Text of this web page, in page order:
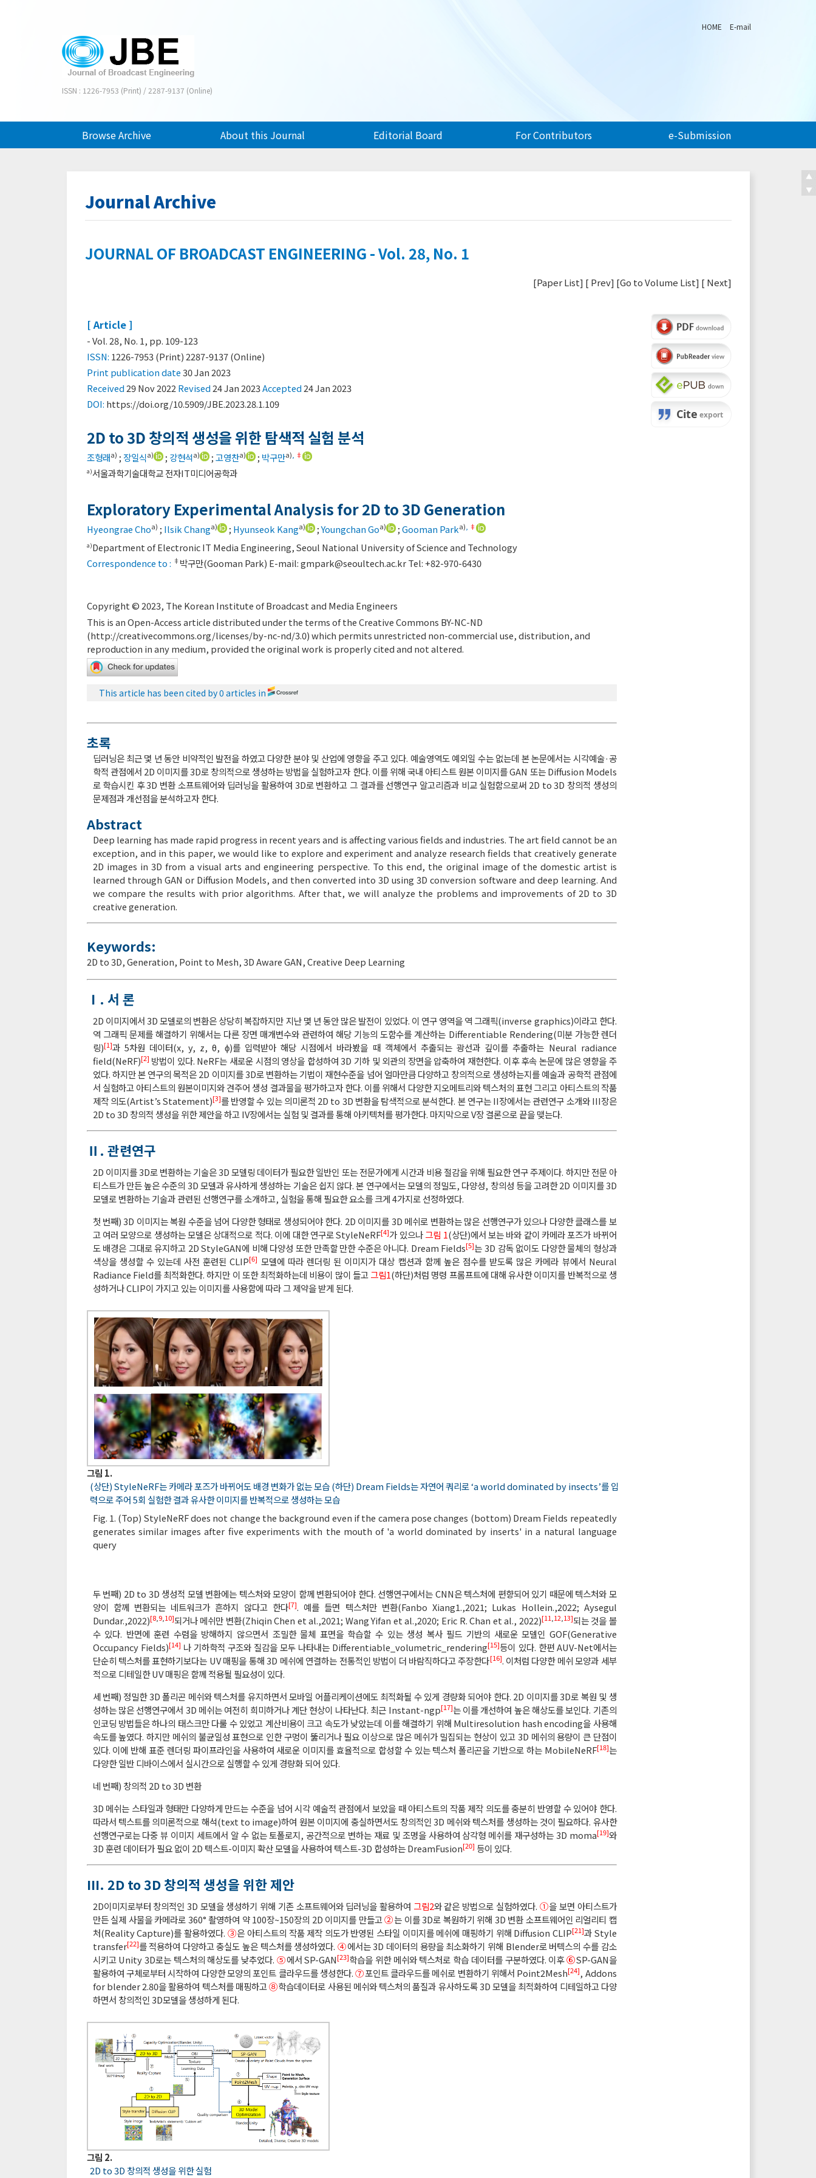
HOME E-mail
ISSN : 1226-7953 (Print) / 2287-9137 (Online)
Browse Archive About this Journal Editorial Board For Contributors e-Submission
Journal Archive
JOURNAL OF BROADCAST ENGINEERING - Vol. 28, No. 1
[Paper List] [ Prev] [Go to Volume List] [ Next]
[ Article ]
- Vol. 28, No. 1, pp. 109-123
ISSN: 1226-7953 (Print) 2287-9137 (Online)
Print publication date30 Jan 2023
Received 29 Nov 2022 Revised 24 Jan 2023Accepted 24 Jan 2023
DOI: https://doi.org/10.5909/JBE.2023.28.1.109
2D to 3D 창의적 생성을 위한 탐색적 실험 분석
조형래a) ;장일식a) ; 강현석a) ;고영찬a) ; 박구만a) ‡
a)서울과학기술대학교 전자IT미디어공학과
Exploratory Experimental Analysis for 2D to 3D Generation
Hyeongrae Choa) ; Ilsik Changa) ; Hyunseok Kanga) ;Youngchan Goa) ;Gooman Parka) ‡
a)Department of Electronic IT Media Engineering, Seoul National University of Science and Technology
Correspondence to : ‡ 박구만(Gooman Park) E-mail:gmpark@seoultech.ac.krTel: +82-970-6430
Copyright © 2023, The Korean Institute of Broadcast and Media Engineers
This is an Open-Access article distributed under the terms of the Creative Commons BY-NC-ND
(http://creativecommons.org/licenses/by-nc-nd/3.0) which permits unrestricted non-commercial use, distribution, and
reproduction in any medium, provided the original work is properly cited and not altered.
This article has been cited by 0 articles in
초록
딥러닝은 최근 몇 년 동안 비약적인 발전을 하였고 다양한 분야 및 산업에 영향을 주고 있다. 예술영역도 예외일 수는 없는데 본 논문에서는 시각예술·공
학적 관점에서 2D 이미지를 3D로 창의적으로 생성하는 방법을 실험하고자 한다. 이를 위해 국내 아티스트 원본 이미지를 GAN 또는 Diffusion Models
로 학습시킨 후 3D 변환 소프트웨어와 딥러닝을 활용하여 3D로 변환하고 그 결과를 선행연구 알고리즘과 비교 실험함으로써 2D to 3D 창의적 생성의
문제점과 개선점을 분석하고자 한다.
Abstract
Deep learning has made rapid progress in recent years and is affecting various fields and industries. The art field cannot be an
exception, and in this paper, we would like to explore and experiment and analyze research fields that creatively generate
2D images in 3D from a visual arts and engineering perspective. To this end, the original image of the domestic artist is
learned through GAN or Diffusion Models, and then converted into 3D using 3D conversion software and deep learning. And
we compare the results with prior algorithms. After that, we will analyze the problems and improvements of 2D to 3D
creative generation.
Keywords:
2D to 3D,Generation, Point to Mesh,3D Aware GAN,Creative Deep Learning
Ⅰ. 서 론
2D 이미지에서 3D 모델로의 변환은 상당히 복잡하지만 지난 몇 년 동안 많은 발전이 있었다. 이 연구 영역을 역 그래픽(inverse graphics)이라고 한다.
역 그래픽 문제를 해결하기 위해서는 다른 장면 매개변수와 관련하여 해당 기능의 도함수를 계산하는 Differentiable Rendering(미분 가능한 렌더
링)[1]과 5차원 데이터(x, y, z, θ, ϕ)를 입력받아 해당 시점에서 바라봤을 때 객체에서 추출되는 광선과 깊이를 추출하는 Neural radiance
field(NeRF)[2] 방법이 있다. NeRF는 새로운 시점의 영상을 합성하여 3D 기하 및 외관의 장면을 압축하여 재현한다. 이후 후속 논문에 많은 영향을 주
었다. 하지만 본 연구의 목적은 2D 이미지를 3D로 변환하는 기법이 재현수준을 넘어 얼마만큼 다양하고 창의적으로 생성하는지를 예술과 공학적 관점에
서 실험하고 아티스트의 원본이미지와 견주어 생성 결과물을 평가하고자 한다. 이를 위해서 다양한 지오메트리와 텍스처의 표현 그리고 아티스트의 작품
제작 의도(Artist’s Statement)[3]를 반영할 수 있는 의미론적 2D to 3D 변환을 탐색적으로 분석한다. 본 연구는 II장에서는 관련연구 소개와 III장은
2D to 3D 창의적 생성을 위한 제안을 하고 IV장에서는 실험 및 결과를 통해 아키텍처를 평가한다. 마지막으로 V장 결론으로 끝을 맺는다.
Ⅱ. 관련연구
2D 이미지를 3D로 변환하는 기술은 3D 모델링 데이터가 필요한 일반인 또는 전문가에게 시간과 비용 절감을 위해 필요한 연구 주제이다. 하지만 전문 아
티스트가 만든 높은 수준의 3D 모델과 유사하게 생성하는 기술은 쉽지 않다. 본 연구에서는 모델의 정밀도, 다양성, 창의성 등을 고려한 2D 이미지를 3D
모델로 변환하는 기술과 관련된 선행연구를 소개하고, 실험을 통해 필요한 요소를 크게 4가지로 선정하였다.
첫 번째) 3D 이미지는 복원 수준을 넘어 다양한 형태로 생성되어야 한다. 2D 이미지를 3D 메쉬로 변환하는 많은 선행연구가 있으나 다양한 클래스를 보
고 여러 모양으로 생성하는 모델은 상대적으로 적다. 이에 대한 연구로 StyleNeRF[4]가 있으나그림 1(상단)에서 보는 바와 같이 카메라 포즈가 바뀌어
도 배경은 그대로 유지하고 2D StyleGAN에 비해 다양성 또한 만족할 만한 수준은 아니다. Dream Fields[5]는 3D 감독 없이도 다양한 물체의 형상과
색상을 생성할 수 있는데 사전 훈련된 CLIP[6] 모델에 따라 렌더링 된 이미지가 대상 캡션과 함께 높은 점수를 받도록 많은 카메라 뷰에서 Neural
Radiance Field를 최적화한다. 하지만 이 또한 최적화하는데 비용이 많이 들고그림1(하단)처럼 명령 프롬프트에 대해 유사한 이미지를 반복적으로 생
성하거나 CLIP이 가지고 있는 이미지를 사용함에 따라 그 제약을 받게 된다.
그림 1.
(상단) StyleNeRF는 카메라 포즈가 바뀌어도 배경 변화가 없는 모습 (하단) Dream Fields는 자연어 쿼리로 ‘a world dominated by insects’를 입
력으로 주어 5회 실험한 결과 유사한 이미지를 반복적으로 생성하는 모습
Fig. 1. (Top) StyleNeRF does not change the background even if the camera pose changes (bottom) Dream Fields repeatedly
generates similar images after five experiments with the mouth of 'a world dominated by inserts' in a natural language
query
두 번째) 2D to 3D 생성적 모델 변환에는 텍스처와 모양이 함께 변환되어야 한다. 선행연구에서는 CNN은 텍스처에 편향되어 있기 때문에 텍스처와 모
양이 함께 변환되는 네트워크가 흔하지 않다고 한다[7]. 예를 들면 텍스처만 변환(Fanbo Xiang1.,2021; Lukas Hollein.,2022; Aysegul
Dundar.,2022)[8,9,10]되거나 메쉬만 변환(Zhiqin Chen et al.,2021; Wang Yifan et al.,2020; Eric R. Chan et al., 2022)[11,12,13]되는 것을 볼
수 있다. 반면에 훈련 수렴을 방해하지 않으면서 조밀한 물체 표면을 학습할 수 있는 생성 복사 필드 기반의 새로운 모델인 GOF(Generative
Occupancy Fields)[14] 나 기하학적 구조와 질감을 모두 나타내는 Differentiable_volumetric_rendering[15]등이 있다. 한편 AUV-Net에서는
단순히 텍스처를 표현하기보다는 UV 매핑을 통해 3D 메쉬에 연결하는 전통적인 방법이 더 바람직하다고 주장한다[16]. 이처럼 다양한 메쉬 모양과 세부
적으로 디테일한 UV 매핑은 함께 적용될 필요성이 있다.
세 번째) 정밀한 3D 폴리곤 메쉬와 텍스처를 유지하면서 모바일 어플리케이션에도 최적화될 수 있게 경량화 되어야 한다. 2D 이미지를 3D로 복원 및 생
성하는 많은 선행연구에서 3D 메쉬는 여전히 희미하거나 계단 현상이 나타난다. 최근 Instant-ngp[17]는 이를 개선하여 높은 해상도를 보인다. 기존의
인코딩 방법들은 하나의 태스크만 다룰 수 있었고 계산비용이 크고 속도가 낮았는데 이를 해결하기 위해 Multiresolution hash encoding을 사용해
속도를 높였다. 하지만 메쉬의 불균일성 표현으로 인한 구멍이 뚫리거나 필요 이상으로 많은 메쉬가 밀집되는 현상이 있고 3D 메쉬의 용량이 큰 단점이
있다. 이에 반해 표준 렌더링 파이프라인을 사용하여 새로운 이미지를 효율적으로 합성할 수 있는 텍스처 폴리곤을 기반으로 하는 MobileNeRF[18]는
다양한 일반 디바이스에서 실시간으로 실행할 수 있게 경량화 되어 있다.
네 번째) 창의적 2D to 3D 변환
3D 메쉬는 스타일과 형태만 다양하게 만드는 수준을 넘어 시각 예술적 관점에서 보았을 때 아티스트의 작품 제작 의도를 충분히 반영할 수 있어야 한다.
따라서 텍스트를 의미론적으로 해석(text to image)하여 원본 이미지에 충실하면서도 창의적인 3D 메쉬와 텍스처를 생성하는 것이 필요하다. 유사한
선행연구로는 다중 뷰 이미지 세트에서 알 수 없는 토폴로지, 공간적으로 변하는 재료 및 조명을 사용하여 삼각형 메쉬를 재구성하는 3D moma[19]와
3D 훈련 데이터가 필요 없이 2D 텍스트-이미지 확산 모델을 사용하여 텍스트-3D 합성하는 DreamFusion[20] 등이 있다.
III. 2D to 3D 창의적 생성을 위한 제안
2D이미지로부터 창의적인 3D 모델을 생성하기 위해 기존 소프트웨어와 딥러닝을 활용하여 그림2와 같은 방법으로 실험하였다. ①을 보면 아티스트가
만든 실제 사물을 카메라로 360° 촬영하여 약 100장~150장의 2D 이미지를 만들고②는 이를 3D로 복원하기 위해 3D 변환 소프트웨어인 리얼리티 캡
처(Reality Capture)를 활용하였다. ③은 아티스트의 작품 제작 의도가 반영된 스타일 이미지를 메쉬에 매핑하기 위해 Diffusion CLIP[21]과 Style
transfer[22]를 적용하여 다양하고 충실도 높은 텍스처를 생성하였다.④에서는 3D 데이터의 용량을 최소화하기 위해 Blender로 버텍스의 수를 감소
시키고 Unity 3D로는 텍스처의 해상도를 낮추었다. ⑤에서 SP-GAN[23]학습을 위한 메쉬와 텍스처로 학습 데이터를 구분하였다. 이후⑥SP-GAN을
활용하여 구체로부터 시작하여 다양한 모양의 포인트 클라우드를 생성한다.⑦포인트 클라우드를 메쉬로 변환하기 위해서 Point2Mesh[24], Addons
for blender 2.80을 활용하여 텍스처를 매핑하고⑧학습데이터로 사용된 메쉬와 텍스처의 품질과 유사하도록 3D 모델을 최적화하여 디테일하고 다양
하면서 창의적인 3D모델을 생성하게 된다.
그림 2.
2D to 3D 창의적 생성을 위한 실험